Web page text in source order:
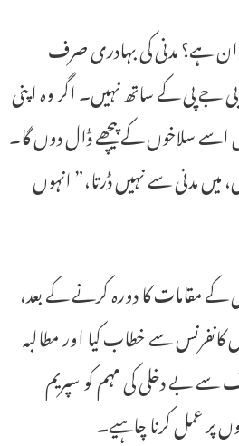
ہے؟ مدنی کی بہادری صرف
جے پی کے ساتھ نہیں۔ اگر وہ اپنی
اسے سلاخوں کے پیچھے ڈال دوں گا۔
میں مدنی سے نہیں ڈرتا،” انہوں
کے مقامات کا دورہ کرنے کے بعد،
سے خطاب کیا اور مطالبہ
سے بے دخلی کی مہم کو سپریم
پر عمل کرنا چاہیے۔